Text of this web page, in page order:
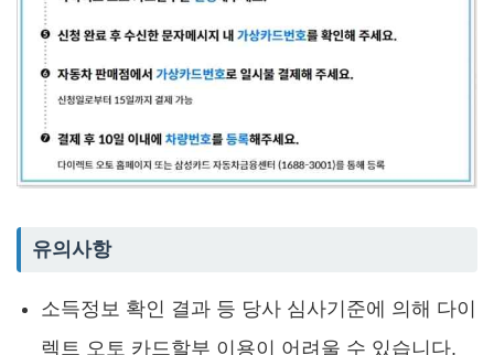
유의사항
소득정보 확인 결과 등 당사 심사기준에 의해 다이
렉트 오토 카드할부 이용이 어려울 수 있습니다.